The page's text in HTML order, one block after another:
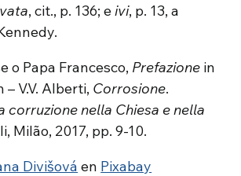
, cit., p. 136; eivi, p. 13, a
o Papa Francesco, Prefazione in
– V.V. Alberti, Corrosione.
corruzione nella Chiesa e nella
Milão, 2017, pp. 9-10.
Divišová en Pixabay